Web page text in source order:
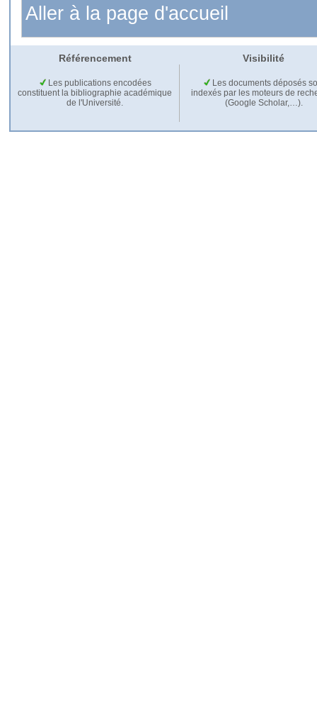
Aller à la page d'accueil
Référencement Visibilité
Les publications encodées
constituent la bibliographie académique
de l'Université.
Les documents déposés
indexés par les moteurs de
(Google Scholar,…).